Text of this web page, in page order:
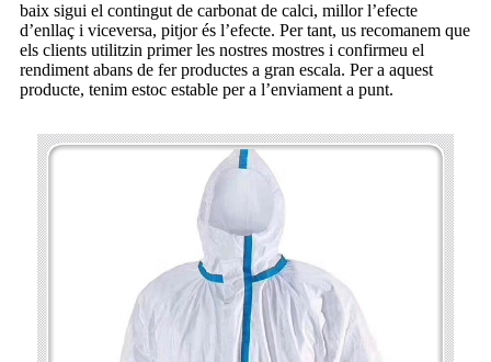
baix sigui el contingut de carbonat de calci, millor l’efecte
d’enllaç i viceversa, pitjor és l’efecte. Per tant, us recomanem que
els clients utilitzin primer les nostres mostres i confirmeu el
rendiment abans de fer productes a gran escala. Per a aquest
producte, tenim estoc estable per a l’enviament a punt.